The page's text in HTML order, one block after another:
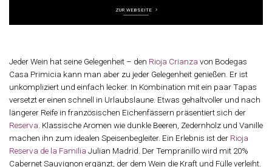
ZUR WEBSEITE
Jeder Wein hat seine Gelegenheit – den Rioja Crianza von Bodegas
Casa Primicia kann man aber zu jeder Gelegenheit genießen. Er ist
unkompliziert und einfach lecker. In Kombination mit ein paar Tapas
versetzt er einen schnell in Urlaubslaune. Etwas gehaltvoller und nach
längerer Reife in französischen Eichenfässern präsentiert sich der
Reserva . Klassische Aromen wie dunkle Beeren, Zedernholz und Vanille
machen ihn zum idealen Speisenbegleiter. Ein Erlebnis ist der Rioja
Reserva de la Familia Julian Madrid . Der Tempranillo wird mit 20%
Cabernet Sauvignon ergänzt, der dem Wein die Kraft und Fülle verleiht.